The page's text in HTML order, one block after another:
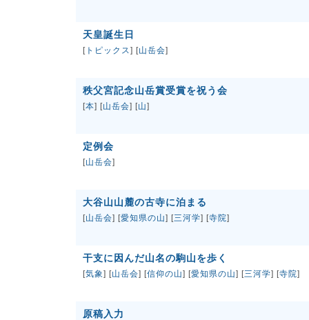
天皇誕生日
[ トピックス] [山岳会]
秩父宮記念山岳賞受賞を祝う会
[本] [山岳会] [山]
定例会
[山岳会]
大谷山山麓の古寺に泊まる
[山岳会] [愛知県の山] [三河学] [寺院]
干支に因んだ山名の駒山を歩く
[気象] [山岳会] [信仰の山] [愛知県の山] [三河学] [寺院]
原稿入力